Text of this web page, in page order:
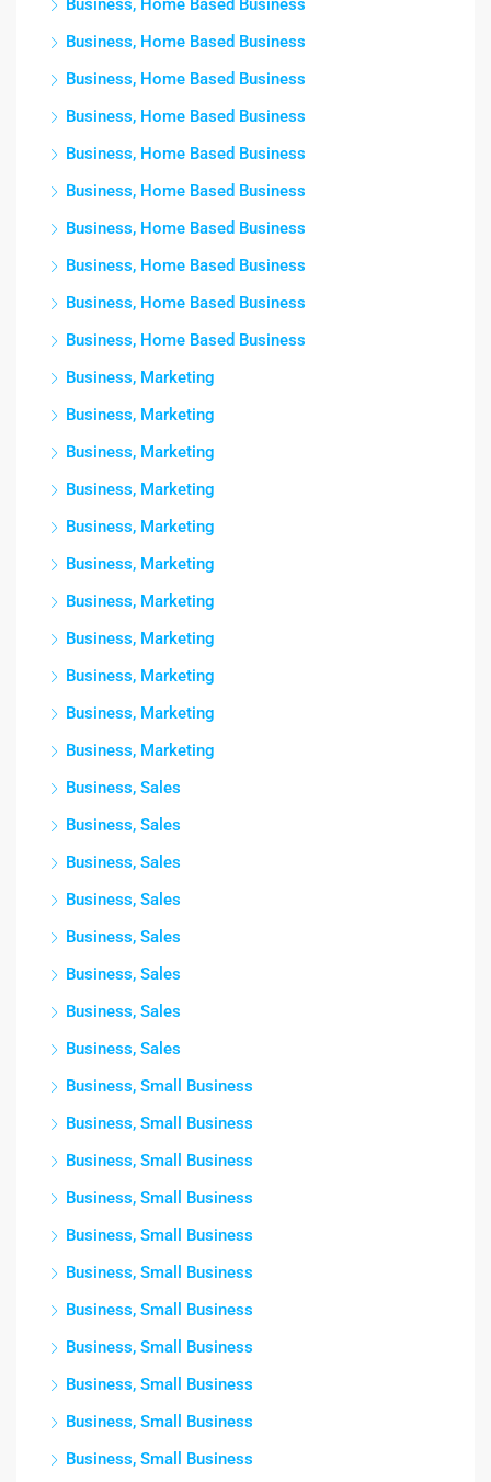
Business, Home Based Business
Business, Home Based Business
Business, Home Based Business
Business, Home Based Business
Business, Home Based Business
Business, Home Based Business
Business, Home Based Business
Business, Home Based Business
Business, Home Based Business
Business, Home Based Business
Business, Marketing
Business, Marketing
Business, Marketing
Business, Marketing
Business, Marketing
Business, Marketing
Business, Marketing
Business, Marketing
Business, Marketing
Business, Marketing
Business, Marketing
Business, Sales
Business, Sales
Business, Sales
Business, Sales
Business, Sales
Business, Sales
Business, Sales
Business, Sales
Business, Small Business
Business, Small Business
Business, Small Business
Business, Small Business
Business, Small Business
Business, Small Business
Business, Small Business
Business, Small Business
Business, Small Business
Business, Small Business
Business, Small Business